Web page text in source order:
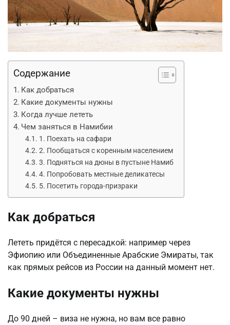
Содержание
Как добраться
Какие документы нужны
Когда лучше лететь
Чем заняться в Намибии
1. Поехать на сафари
2. Пообщаться с коренным населением
3. Подняться на дюны в пустыне Намиб
4. Попробовать местные деликатесы
5. Посетить города-призраки
Как добраться
Лететь придётся с пересадкой: например через
Эфиопию или Объединенные Арабские Эмираты, так
как прямых рейсов из России на данный момент нет.
Какие документы нужны
До 90 дней – виза не нужна, но вам все равно